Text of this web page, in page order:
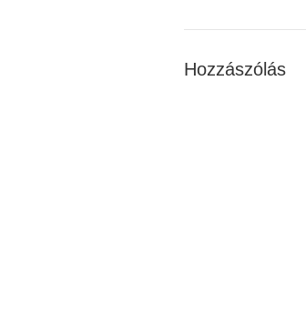
Hozzászólás